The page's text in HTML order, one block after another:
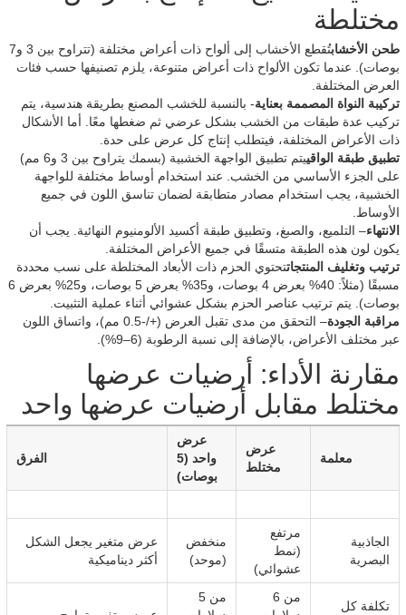
مختلطة
طحن الأخشاب
تُقطع الأخشاب إلى ألواح ذات أعراض مختلفة (تتراوح بين 3 و7
بوصات). عندما تكون الألواح ذات أعراض متنوعة، يلزم تصنيفها حسب فئات
العرض المختلفة.
تركيبة النواة المصممة بعناية- بالنسبة للخشب المصنع بطريقة هندسية، يتم
تركيب عدة طبقات من الخشب بشكل عرضي ثم ضغطها معًا. أما الأشكال
ذات الأعراض المختلفة، فيتطلب إنتاج كل عرض على حدة.
تطبيق طبقة الواقي
يتم تطبيق الواجهة الخشبية (بسمك يتراوح بين 3 و6 مم)
على الجزء الأساسي من الخشب. عند استخدام أوساط مختلفة للواجهة
الخشبية، يجب استخدام مصادر متطابقة لضمان تناسق اللون في جميع
الأوساط.
الانتهاء– التلميع، والصبغ، وتطبيق طبقة أكسيد الألومنيوم النهائية. يجب أن
يكون لون هذه الطبقة متسقًا في جميع الأعراض المختلفة.
ترتيب وتغليف المنتجاتتحتوي الحزم ذات الأبعاد المختلطة على نسب محددة
مسبقًا (مثلاً: 40% بعرض 4 بوصات، و35% بعرض 5 بوصات، و25% بعرض 6
بوصات). يتم ترتيب عناصر الحزم بشكل عشوائي أثناء عملية التثبيت.
مراقبة الجودة
– التحقق من مدى تقبل العرض (+/-0.5 مم)، واتساق اللون
عبر مختلف الأعراض، بالإضافة إلى نسبة الرطوبة (6–9%).
مقارنة الأداء: أرضيات عرضها
مختلط مقابل أرضيات عرضها واحد
معلمة
عرض
مختلط
عرض
واحد (5
بوصات)
الفرق
الجاذبية
البصرية
مرتفع
(نمط
عشوائي)
منخفض
(موحد)
عرض متغير يجعل الشكل
أكثر ديناميكية
تكلفة كل
من 6
من 5